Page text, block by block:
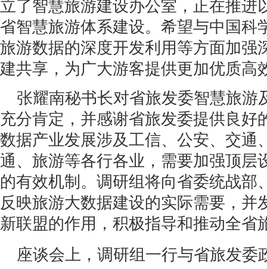
立了智慧旅游建设办公室，正在推进
省智慧旅游体系建设。希望与中国科
旅游数据的深度开发利用等方面加强
建共享，为广大游客提供更加优质高
张耀南秘书长对省旅发委智慧旅游
充分肯定，并感谢省旅发委提供良好
数据产业发展涉及工信、公安、交通
通、旅游等各行各业，需要加强顶层
的有效机制。调研组将向省委统战部
反映旅游大数据建设的实际需要，并
新联盟的作用，积极指导和推动全省
座谈会上，调研组一行与省旅发